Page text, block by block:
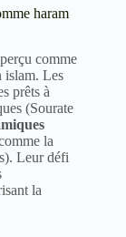
haram
comme
islam. Les
prêts à
(Sourate
la
Leur défi
la